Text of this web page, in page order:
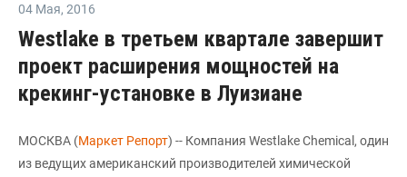
04 Мая, 2016
Westlake в третьем квартале завершит
проект расширения мощностей на
крекинг-установке в Луизиане
МОСКВА (Маркет Репорт) -- Компания Westlake Chemical, один
из ведущих американский производителей химической